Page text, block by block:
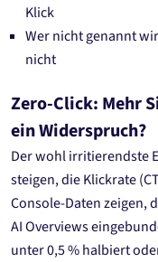
Klick
Wer nicht genannt
nicht
Zero-Click: Mehr
ein Widerspruch?
Der wohl irritierendste
steigen, die Klickrate
Console-Daten zeigen,
AI Overviews
unter 0,5 % halbiert